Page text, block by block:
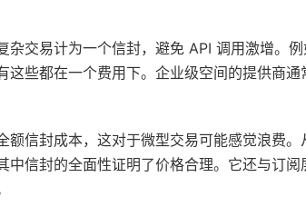
交易计为一个信封，避免 API 调用激增。
些都在一个费用下。企业级空间的提供商通
信封成本，这对于微型交易可能感觉浪费。
信封的全面性证明了价格合理。它还与订阅